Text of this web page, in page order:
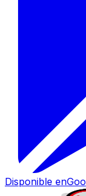
Disponible en